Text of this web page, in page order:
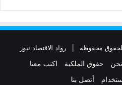
رواد الاقتصاد نيوز
حقوق الملكية
اكتب معنا
أتصل بنا